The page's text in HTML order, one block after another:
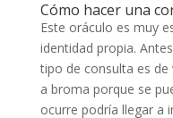
Cómo hacer una
Este oráculo es muy
identidad propia.
tipo de consulta es
a broma porque se
ocurre podría llegar a